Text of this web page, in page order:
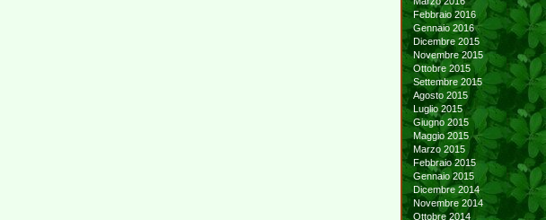
Febbraio 2016
Gennaio 2016
Dicembre 2015
Novembre 2015
Ottobre 2015
Settembre 2015
Agosto 2015
Luglio 2015
Giugno 2015
Maggio 2015
Marzo 2015
Febbraio 2015
Gennaio 2015
Dicembre 2014
Novembre 2014
Ottobre 2014